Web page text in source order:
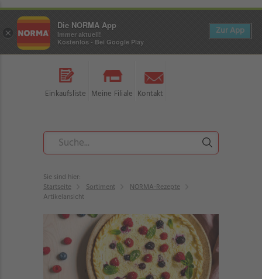
Einkaufsliste Meine Filiale Kontakt
Sie sind hier:
Startseite
Sortiment
NORMA-Rezepte
Artikelansicht
×
Die NORMA App
Immer aktuell!
Kostenlos - Bei Google Play
Zur App